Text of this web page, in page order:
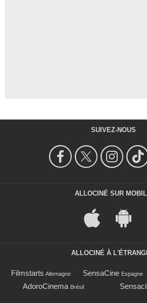
SUIVEZ-NOUS
ALLOCINÉ SUR
ALLOCINÉ À
Filmstarts Allemagne SensaCine Espagne
AdoroCinema Brésil